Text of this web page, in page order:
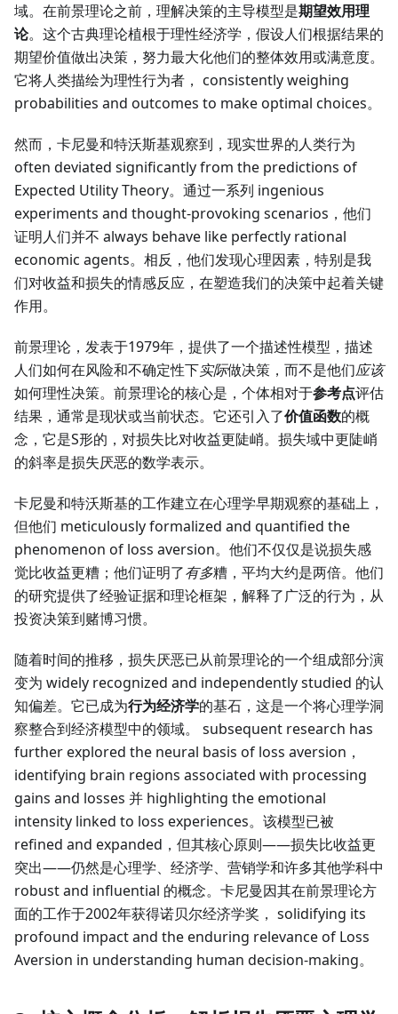
域。在前景理论之前，理解决策的主导模型是期望效用理
论。这个古典理论植根于理性经济学，假设人们根据结果的
期望价值做出决策，努力最大化他们的整体效用或满意度。
它将人类描绘为理性行为者， consistently weighing
probabilities and outcomes to make optimal choices。
然而，卡尼曼和特沃斯基观察到，现实世界的人类行为
often deviated significantly from the predictions of
Expected Utility Theory。通过一系列 ingenious
experiments and thought-provoking scenarios，他们
证明人们并不 always behave like perfectly rational
economic agents。相反，他们发现心理因素，特别是我
们对收益和损失的情感反应，在塑造我们的决策中起着关键
作用。
前景理论，发表于1979年，提供了一个描述性模型，描述
人们如何在风险和不确定性下实际做决策，而不是他们应该
如何理性决策。前景理论的核心是，个体相对于参考点评估
结果，通常是现状或当前状态。它还引入了价值函数的概
念，它是S形的，对损失比对收益更陡峭。损失域中更陡峭
的斜率是损失厌恶的数学表示。
卡尼曼和特沃斯基的工作建立在心理学早期观察的基础上，
但他们 meticulously formalized and quantified the
phenomenon of loss aversion。他们不仅仅是说损失感
觉比收益更糟；他们证明了有多糟，平均大约是两倍。他们
的研究提供了经验证据和理论框架，解释了广泛的行为，从
投资决策到赌博习惯。
随着时间的推移，损失厌恶已从前景理论的一个组成部分演
变为 widely recognized and independently studied 的认
知偏差。它已成为行为经济学的基石，这是一个将心理学洞
察整合到经济模型中的领域。 subsequent research has
further explored the neural basis of loss aversion，
identifying brain regions associated with processing
gains and losses 并 highlighting the emotional
intensity linked to loss experiences。该模型已被
refined and expanded，但其核心原则——损失比收益更
突出——仍然是心理学、经济学、营销学和许多其他学科中
robust and influential 的概念。卡尼曼因其在前景理论方
面的工作于2002年获得诺贝尔经济学奖， solidifying its
profound impact and the enduring relevance of Loss
Aversion in understanding human decision-making。